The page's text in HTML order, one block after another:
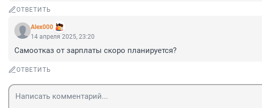
ОТВЕТИТЬ
Alex000
14 апреля 2025, 23:20
Самоотказ от зарплаты скоро планируется?
ОТВЕТИТЬ